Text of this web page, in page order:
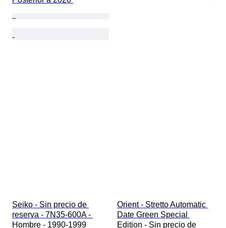
Seiko - Sin precio de
reserva - 7N35-600A -
Hombre - 1990-1999
Orient - Stretto Automatic
Date Green Special
Edition - Sin precio de